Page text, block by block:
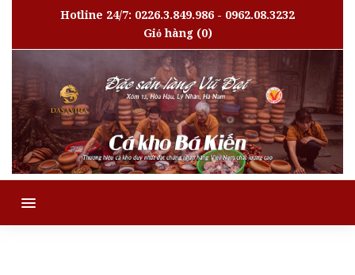
Hotline 24/7: 0226.3.849.986 - 0962.08.3232
Giỏ hàng(0)
MENU